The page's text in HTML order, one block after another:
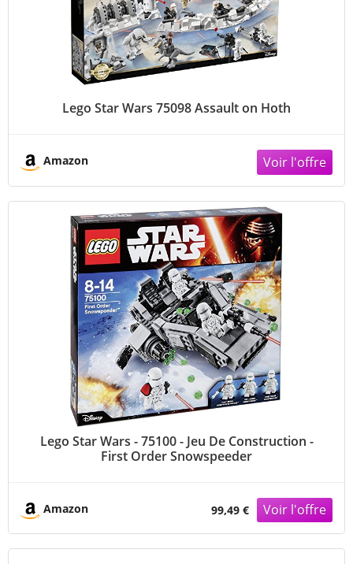
Lego Star Wars 75098 Assault on Hoth
Amazon
Lego Star Wars - 75100 - Jeu De Construction -
First Order Snowspeeder
Amazon 99,49 €